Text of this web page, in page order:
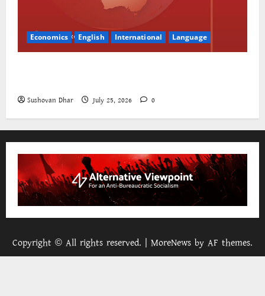
Economics English International Language
Sushovan Dhar July 25, 2026 0
Copyright © All rights reserved. | MoreNews by AF themes.